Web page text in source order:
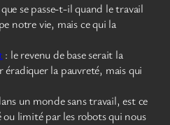
se passe-t-il quand le travail
notre vie, mais ce qui la
: le revenu de base serait la
la pauvreté, mais qui
un monde sans travail, est ce
ou limité par les robots qui nous